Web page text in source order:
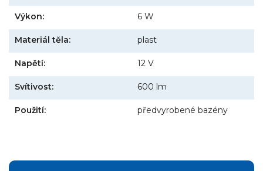
Výkon: 6 W
Materiál těla: plast
Napětí: 12 V
Svítivost: 600 lm
Použití: předvyrobené bazény